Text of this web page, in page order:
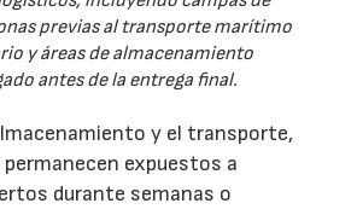
previas al transporte marítimo
y áreas de almacenamiento
antes de la entrega final.
y el transporte,
expuestos a
durante semanas o